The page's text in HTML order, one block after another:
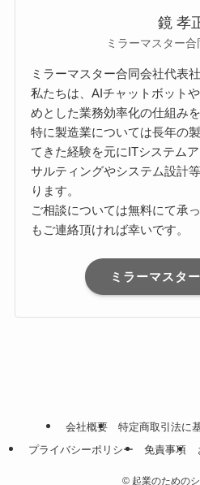
鏡 孝
ミラーマスター
ミラーマスター合同会社代表
私たちは、AIチャットボット
めとした業務効率化の仕組み
特に製造業については長年の
てきた経験を元にITシステム
サルティングやシステム設計
ります。
ご相談については無料にて承
もご連絡頂ければ幸いです。
ミラーマスタ
会社概要 特定商取引法に
プライバシーポリシー
免責事項
©起業のための